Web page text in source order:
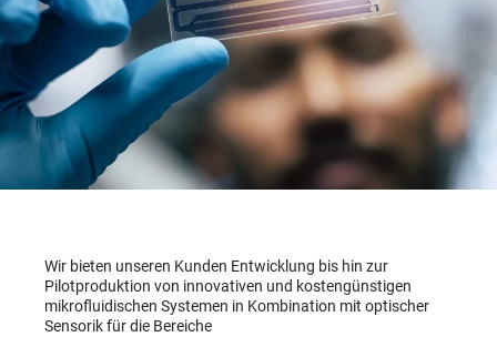
Wir bieten unseren Kunden Entwicklung bis hin zur
Pilotproduktion von innovativen und kostengünstigen
mikrofluidischen Systemen in Kombination mit optischer
Sensorik für die Bereiche